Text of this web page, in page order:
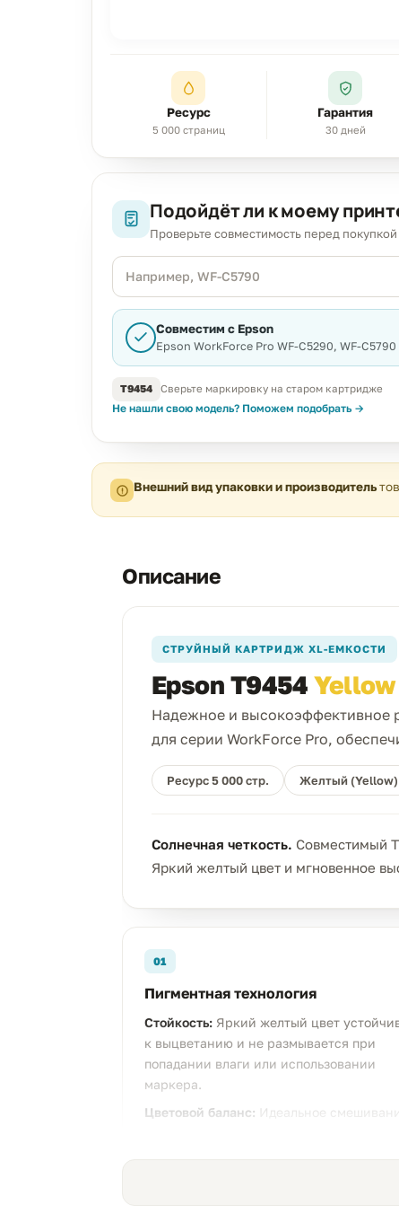
Ресурс
5 000 страниц
Гарантия
30 дней
Подойдёт ли к моему
Проверьте совместимость перед покупкой
Модель
принтера
Совместим с Epson
Epson WorkForce Pro WF-C5290, WF-C5790
T9454 Сверьте маркировку на старом картридже
Не нашли свою модель? Поможем подобрать →
Внешний вид упаковки и производитель
Описание
СТРУЙНЫЙ КАРТРИДЖ XL-ЕМКОСТИ
Epson T9454Yellow
Надежное и высокоэффективное
для серии WorkForce Pro,
Ресурс 5 000 стр. Желтый (Yellow)
Солнечная четкость. Совместимый
Яркий желтый цвет и мгновенное
01
Пигментная технология
Стойкость: Яркий желтый цвет
к выцветанию и не размывается при
попадании влаги или использовании
маркера.
Цветовой баланс: Идеальное